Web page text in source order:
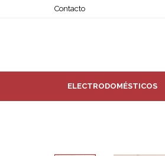
ELECTRODOMÉSTICOS
Contacto